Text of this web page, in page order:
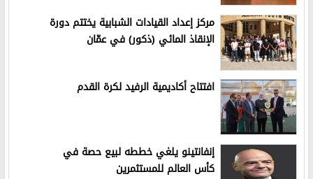
مركز إعداد القيادات الشبابية يختتم دورة
الإنقاذ المائي (ذكور) في عمّان
افتتاح أكاديمية الرفيد لكرة القدم
إنفانتينو يلغي خططه لبيع حصة في
كأس العالم للمستثمرين